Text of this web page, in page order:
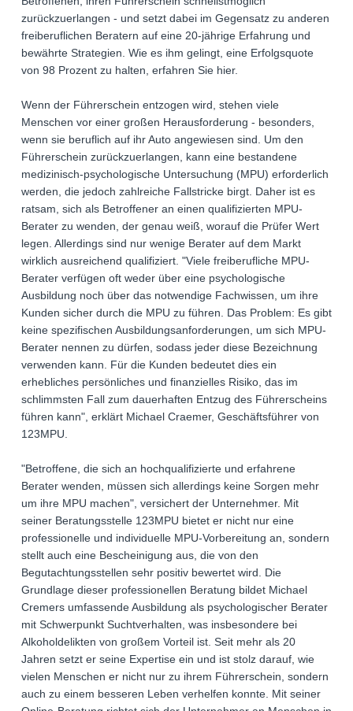
zurückzuerlangen - und setzt dabei im Gegensatz zu anderen
freiberuflichen Beratern auf eine 20-jährige Erfahrung und
bewährte Strategien. Wie es ihm gelingt, eine Erfolgsquote
von 98 Prozent zu halten, erfahren Sie hier.
Wenn der Führerschein entzogen wird, stehen viele
Menschen vor einer großen Herausforderung - besonders,
wenn sie beruflich auf ihr Auto angewiesen sind. Um den
Führerschein zurückzuerlangen, kann eine bestandene
medizinisch-psychologische Untersuchung (MPU) erforderlich
werden, die jedoch zahlreiche Fallstricke birgt. Daher ist es
ratsam, sich als Betroffener an einen qualifizierten MPU-
Berater zu wenden, der genau weiß, worauf die Prüfer Wert
legen. Allerdings sind nur wenige Berater auf dem Markt
wirklich ausreichend qualifiziert. "Viele freiberufliche MPU-
Berater verfügen oft weder über eine psychologische
Ausbildung noch über das notwendige Fachwissen, um ihre
Kunden sicher durch die MPU zu führen. Das Problem: Es gibt
keine spezifischen Ausbildungsanforderungen, um sich MPU-
Berater nennen zu dürfen, sodass jeder diese Bezeichnung
verwenden kann. Für die Kunden bedeutet dies ein
erhebliches persönliches und finanzielles Risiko, das im
schlimmsten Fall zum dauerhaften Entzug des Führerscheins
führen kann", erklärt Michael Craemer, Geschäftsführer von
123MPU.
"Betroffene, die sich an hochqualifizierte und erfahrene
Berater wenden, müssen sich allerdings keine Sorgen mehr
um ihre MPU machen", versichert der Unternehmer. Mit
seiner Beratungsstelle 123MPU bietet er nicht nur eine
professionelle und individuelle MPU-Vorbereitung an, sondern
stellt auch eine Bescheinigung aus, die von den
Begutachtungsstellen sehr positiv bewertet wird. Die
Grundlage dieser professionellen Beratung bildet Michael
Cremers umfassende Ausbildung als psychologischer Berater
mit Schwerpunkt Suchtverhalten, was insbesondere bei
Alkoholdelikten von großem Vorteil ist. Seit mehr als 20
Jahren setzt er seine Expertise ein und ist stolz darauf, wie
vielen Menschen er nicht nur zu ihrem Führerschein, sondern
auch zu einem besseren Leben verhelfen konnte. Mit seiner